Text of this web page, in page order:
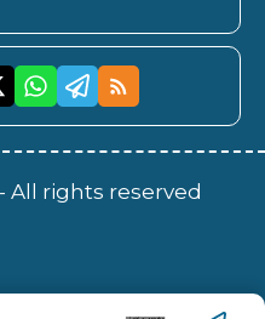
All rights reserved